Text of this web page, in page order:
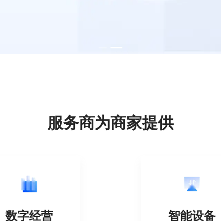
服务商为商家提供
数字经营 智能设备